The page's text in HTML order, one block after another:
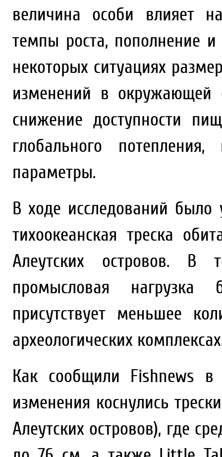
величина особи влияет
темпы роста, пополнение
некоторых ситуациях
изменений в окружающей
снижение доступности
глобального
параметры.
В ходе исследований было
тихоокеанская треска
Алеутских островов. В
промысловая нагрузка
присутствует меньшее
археологических
Как сообщили Fishnews в
изменения коснулись
Алеутских островов), где